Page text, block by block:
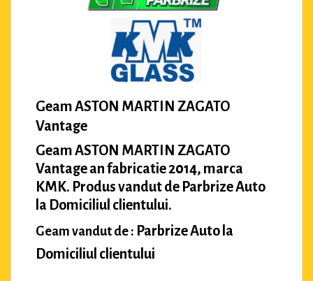
Geam ASTON MARTIN ZAGATO
Vantage
Geam ASTON MARTIN ZAGATO
Vantage an fabricatie 2014, marca
KMK. Produs vandut de Parbrize Auto
la Domiciliul clientului.
Geam vandut de : Parbrize Auto la
Domiciliul clientului